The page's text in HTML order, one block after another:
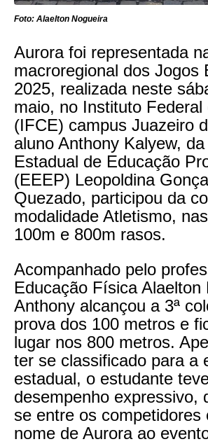
Foto: Alaelton Nogueira
Aurora foi representada
macroregional dos Jogos
2025, realizada neste
maio, no Instituto Federal
(IFCE) campus Juazeiro
aluno Anthony Kalyew,
Estadual de Educação
(EEEP) Leopoldina
Quezado, participou da
modalidade Atletismo,
100m e 800m rasos.
Acompanhado pelo
Educação Física Alaelton
Anthony alcançou a 3ª
prova dos 100 metros e
lugar nos 800 metros.
ter se classificado para a
estadual, o estudante
desempenho expressivo,
se entre os competidores
nome de Aurora ao